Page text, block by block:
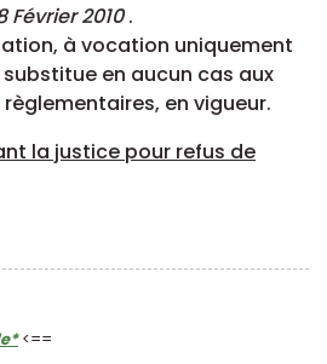
Février 2010.
à vocation uniquement
en aucun cas aux
en vigueur.
la justice pour refus de
<==